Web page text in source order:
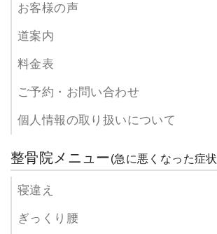
お客様の声
道案内
料金表
ご予約・お問い合わせ
個人情報の取り扱いについて
整骨院メニュー(急に悪くなった症
寝違え
ぎっくり腰